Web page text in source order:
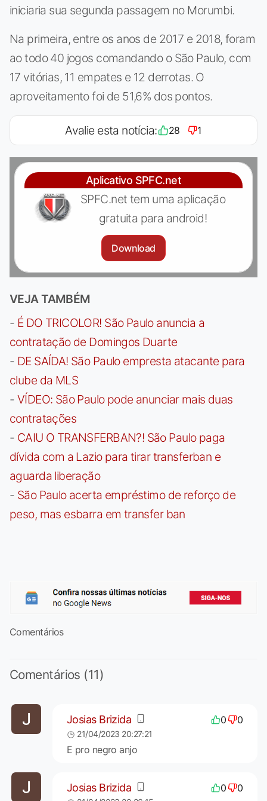
iniciaria sua segunda passagem no Morumbi.
Na primeira, entre os anos de 2017 e 2018, foram
ao todo 40 jogos comandando o São Paulo, com
17 vitórias, 11 empates e 12 derrotas. O
aproveitamento foi de 51,6% dos pontos.
Avalie esta notícia: 28 1
Aplicativo SPFC.net
SPFC.net tem uma aplicação
gratuita para android!
Download
VEJA TAMBÉM
- É DO TRICOLOR! São Paulo anuncia a
contratação de Domingos Duarte
- DE SAÍDA! São Paulo empresta atacante para
clube da MLS
- VÍDEO: São Paulo pode anunciar mais duas
contratações
- CAIU O TRANSFERBAN?! São Paulo paga
dívida com a Lazio para tirar transferban e
aguarda liberação
- São Paulo acerta empréstimo de reforço de
peso, mas esbarra em transfer ban
Comentários
Comentários (11)
Josias Brizida 0 0
21/04/2023 20:27:21
E pro negro anjo
Josias Brizida 0 0